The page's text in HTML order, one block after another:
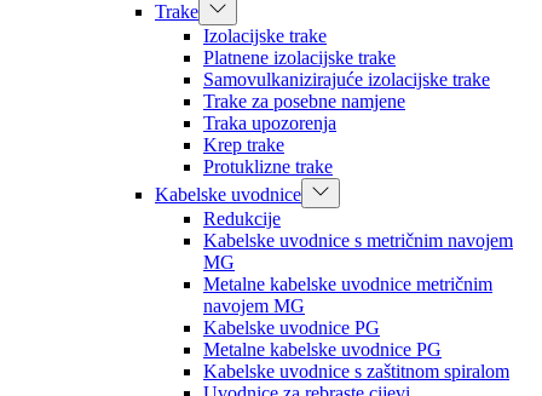
Trake
Izolacijske trake
Platnene izolacijske trake
Samovulkanizirajuće izolacijske trake
Trake za posebne namjene
Traka upozorenja
Krep trake
Protuklizne trake
Kabelske uvodnice
Redukcije
Kabelske uvodnice s metričnim navojem
MG
Metalne kabelske uvodnice metričnim
navojem MG
Kabelske uvodnice PG
Metalne kabelske uvodnice PG
Kabelske uvodnice s zaštitnom spiralom